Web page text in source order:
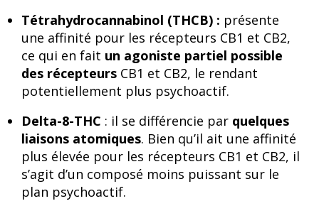
Tétrahydrocannabinol (THCB) : présente
une affinité pour les récepteurs CB1 et CB2,
ce qui en fait un agoniste partiel possible
des récepteurs CB1 et CB2, le rendant
potentiellement plus psychoactif.
Delta-8-THC : il se différencie par quelques
liaisons atomiques. Bien qu’il ait une affinité
plus élevée pour les récepteurs CB1 et CB2, il
s’agit d’un composé moins puissant sur le
plan psychoactif.